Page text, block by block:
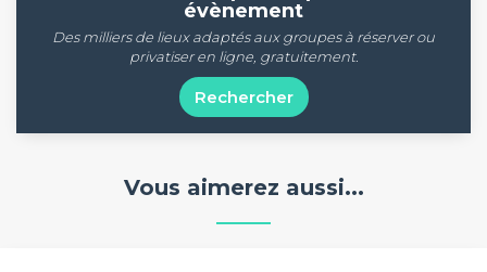
évènement
Des milliers de lieux adaptés aux groupes à réserver ou
privatiser en ligne, gratuitement.
Rechercher
Vous aimerez aussi...